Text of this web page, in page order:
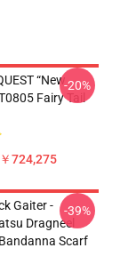
“New
Fairy Tail
724,275
-20%
Gaiter -
Dragneel
Scarf
-39%